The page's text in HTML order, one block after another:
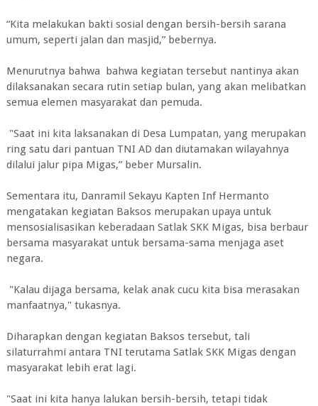
“Kita melakukan bakti sosial dengan bersih-bersih sarana
umum, seperti jalan dan masjid,” bebernya.
Menurutnya bahwa bahwa kegiatan tersebut nantinya akan
dilaksanakan secara rutin setiap bulan, yang akan melibatkan
semua elemen masyarakat dan pemuda.
"Saat ini kita laksanakan di Desa Lumpatan, yang merupakan
ring satu dari pantuan TNI AD dan diutamakan wilayahnya
dilalui jalur pipa Migas,” beber Mursalin.
Sementara itu, Danramil Sekayu Kapten Inf Hermanto
mengatakan kegiatan Baksos merupakan upaya untuk
mensosialisasikan keberadaan Satlak SKK Migas, bisa berbaur
bersama masyarakat untuk bersama-sama menjaga aset
negara.
"Kalau dijaga bersama, kelak anak cucu kita bisa merasakan
manfaatnya," tukasnya.
Diharapkan dengan kegiatan Baksos tersebut, tali
silaturrahmi antara TNI terutama Satlak SKK Migas dengan
masyarakat lebih erat lagi.
"Saat ini kita hanya lalukan bersih-bersih, tetapi tidak